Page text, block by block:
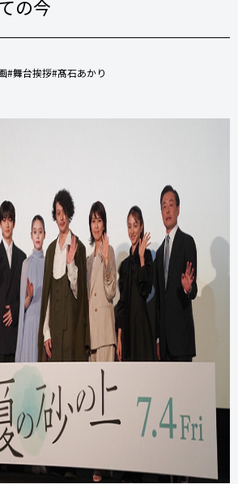
の今
#舞台挨拶#髙石あかり